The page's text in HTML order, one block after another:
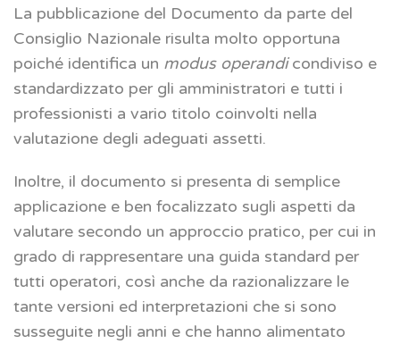
La pubblicazione del Documento da parte del
Consiglio Nazionale risulta molto opportuna
poiché identifica un modus operandicondiviso e
standardizzato per gli amministratori e tutti i
professionisti a vario titolo coinvolti nella
valutazione degli adeguati assetti.
Inoltre, il documento si presenta di semplice
applicazione e ben focalizzato sugli aspetti da
valutare secondo un approccio pratico, per cui in
grado di rappresentare una guida standard per
tutti operatori, così anche da razionalizzare le
tante versioni ed interpretazioni che si sono
susseguite negli anni e che hanno alimentato